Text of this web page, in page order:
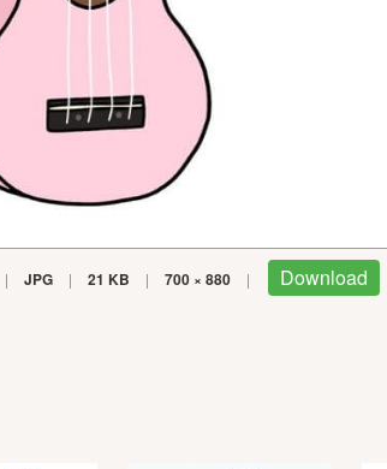
| JPG | 21 KB | 700 × 880 | Download